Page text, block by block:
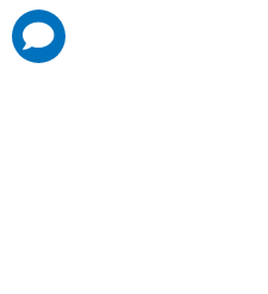
comments
added